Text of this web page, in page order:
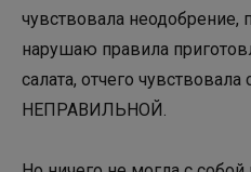
чувствовала неодобрение,
нарушаю правила
салата, отчего
НЕПРАВИЛЬНОЙ.